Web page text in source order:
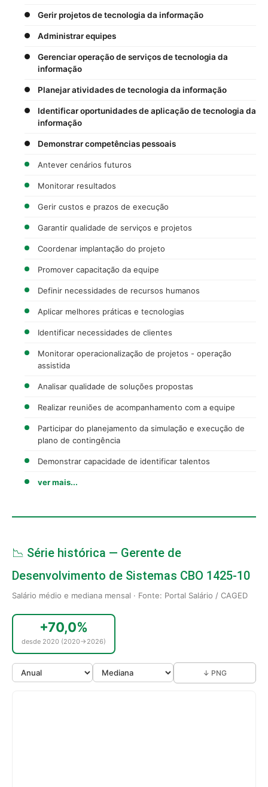
Gerir projetos de tecnologia da informação
Administrar equipes
Gerenciar operação de serviços de tecnologia da
informação
Planejar atividades de tecnologia da informação
Identificar oportunidades de aplicação de tecnologia da
informação
Demonstrar competências pessoais
Antever cenários futuros
Monitorar resultados
Gerir custos e prazos de execução
Garantir qualidade de serviços e projetos
Coordenar implantação do projeto
Promover capacitação da equipe
Definir necessidades de recursos humanos
Aplicar melhores práticas e tecnologias
Identificar necessidades de clientes
Monitorar operacionalização de projetos - operação
assistida
Analisar qualidade de soluções propostas
Realizar reuniões de acompanhamento com a equipe
Participar do planejamento da simulação e execução de
plano de contingência
Demonstrar capacidade de identificar talentos
ver mais...
📉 Série histórica — Gerente de
Desenvolvimento de Sistemas CBO 1425-10
Salário médio e mediana mensal · Fonte: Portal Salário / CAGED
+70,0%
desde 2020 (2020→2026)
↓ PNG